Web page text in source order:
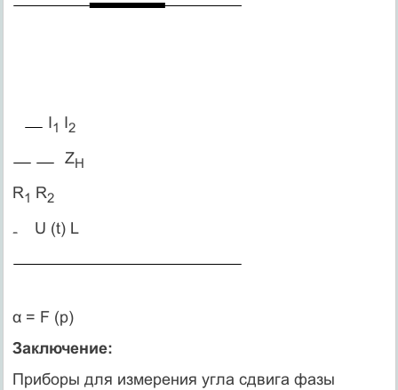
I1 I2
ZH
R1 R2
U (t) L
α = F (p)
Заключение:
Приборы для измерения угла сдвига фазы